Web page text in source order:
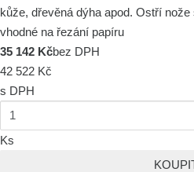
kůže, dřevěná dýha apod. Ostří
vhodné na řezání papíru
35 142 Kčbez DPH
42 522 Kč
s DPH
Ks